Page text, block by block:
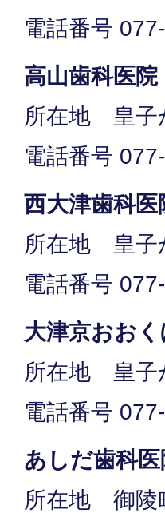
電話番号
高山歯科医院
所在地 皇子
電話番号
西大津歯科医
所在地 皇子
電話番号
大津京おお
所在地 皇子
電話番号
あしだ歯科医
所在地 御陵